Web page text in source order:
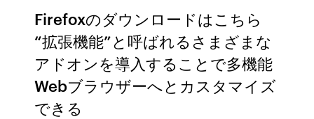
Firefoxのダウンロードはこちら
“拡張機能”と呼ばれるさまざまな
アドオンを導入することで多機能
Webブラウザーへとカスタマイズ
できる